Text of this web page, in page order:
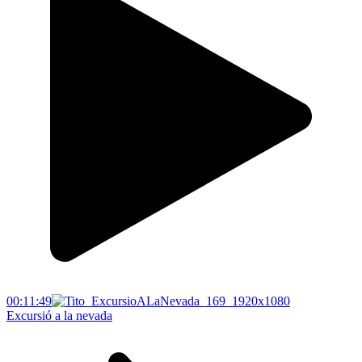
00:11:49
Excursió a la nevada